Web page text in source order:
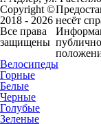
Copyright ©
2018 - 2026
Все права
защищены
несёт
Велосипеды
Горные
Белые
Черные
Голубые
Зеленые